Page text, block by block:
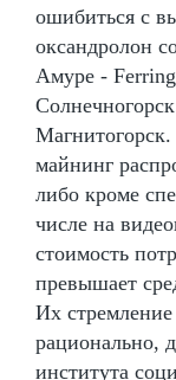
ошибиться с
оксандролон
Амуре -
майнинг
либо кроме
числе на
стоимость
превышает
Их
рационально,
института